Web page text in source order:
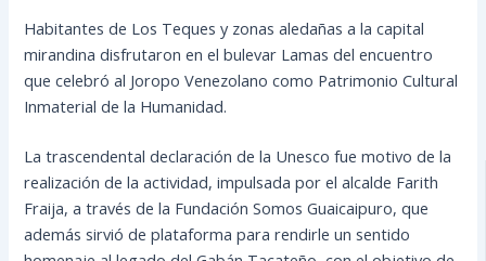
Habitantes de Los Teques y zonas aledañas a la capital
mirandina disfrutaron en el bulevar Lamas del encuentro
que celebró al Joropo Venezolano como Patrimonio Cultural
Inmaterial de la Humanidad.
La trascendental declaración de la Unesco fue motivo de la
realización de la actividad, impulsada por el alcalde Farith
Fraija, a través de la Fundación Somos Guaicaipuro, que
además sirvió de plataforma para rendirle un sentido